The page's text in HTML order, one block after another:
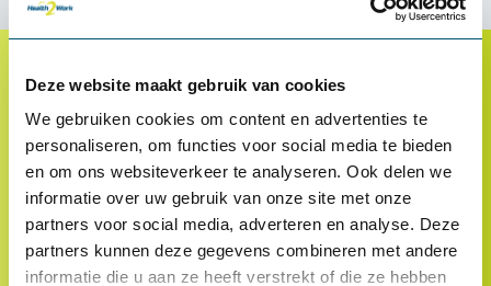
Deze website maakt gebruik van cookies
We gebruiken cookies om content en advertenties te
personaliseren, om functies voor social media te bieden
en om ons websiteverkeer te analyseren. Ook delen we
informatie over uw gebruik van onze site met onze
partners voor social media, adverteren en analyse. Deze
partners kunnen deze gegevens combineren met andere
informatie die u aan ze heeft verstrekt of die ze hebben
Klantenservice
Proefplaatsing
Betalen
Retourneren
Inloggen